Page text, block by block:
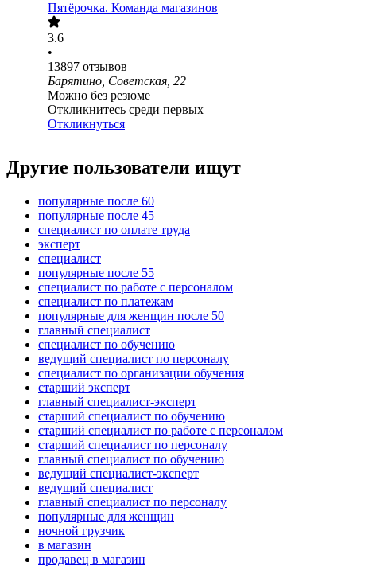
Пятёрочка. Команда магазинов
3.6
•
13897 отзывов
Барятино, Советская, 22
Можно без резюме
Откликнитесь среди первых
Откликнуться
Другие пользователи ищут
популярные после 60
популярные после 45
специалист по оплате труда
эксперт
специалист
популярные после 55
специалист по работе с персоналом
специалист по платежам
популярные для женщин после 50
главный специалист
специалист по обучению
ведущий специалист по персоналу
специалист по организации обучения
старший эксперт
главный специалист-эксперт
старший специалист по обучению
старший специалист по работе с персоналом
старший специалист по персоналу
главный специалист по обучению
ведущий специалист-эксперт
ведущий специалист
главный специалист по персоналу
популярные для женщин
ночной грузчик
в магазин
продавец в магазин